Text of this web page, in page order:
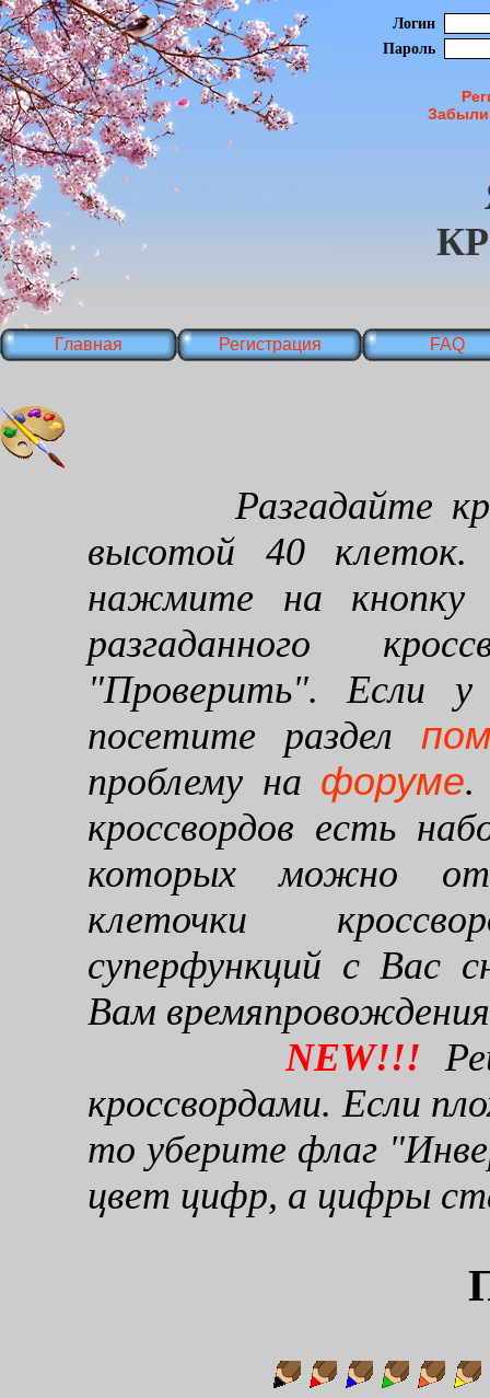
Логин
Пароль
Главная Регистрация FAQ
Разгадайте
высотой 40 клеток.
нажмите на кнопку
разгаданного
"Проверить". Если
посетите раздел
проблему на форуме.
кроссвордов есть
которых можно
клеточки
суперфункций с Вас
Вам
NEW!!!
кроссвордами. Если
то уберите флаг
цвет цифр, а цифры